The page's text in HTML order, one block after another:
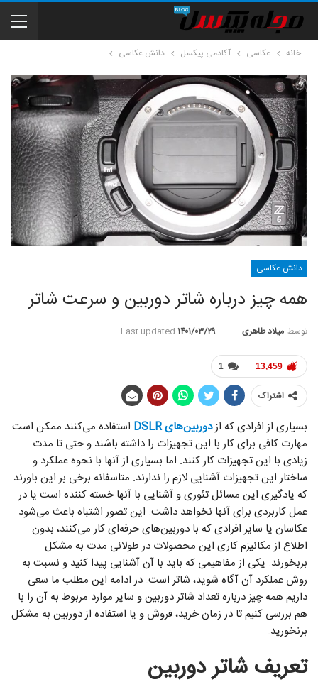
خانه عکاسی آکادمی پیکسل دانش عکاسی
دانش عکاسی
همه چیز درباره شاتر دوربین و سرعت شاتر
توسط میلاد طاهری Last updated ۱۴۰۱/۰۳/۲۹
1 13,459
اشتراک
بسیاری از افرادی که ازدوربین‌های DSLR
استفاده می‌کنند ممکن است
مهارت کافی برای کار با این تجهیزات را داشته باشند و حتی تا مدت
زیادی با این تجهیزات کار کنند. اما بسیاری از آنها با نحوه عملکرد و
ساختار این تجهیزات آشنایی لازم را ندارند. متاسفانه برخی بر این باورند
که یادگیری این مسائل تئوری و آشنایی با آنها خسته کننده است یا در
عمل کاربردی برای آنها نخواهد داشت. این تصور اشتباه باعث می‌شود
عکاسان یا سایر افرادی که با دوربین‌های حرفه‌ای کار می‌کنند، بدون
اطلاع از مکانیزم کاری این محصولات در طولانی مدت به مشکل
بربخورند. یکی از مفاهیمی که باید با آن آشنایی پیدا کنید و نسبت به
روش عملکرد آن آگاه شوید، شاتر است. در ادامه این مطلب ما سعی
داریم همه چیز درباره تعداد شاتر دوربین و سایر موارد مربوط به آن را با
هم بررسی کنیم تا در زمان خرید، فروش و یا استفاده از دوربین به مشکل
برنخورید.
تعریف شاتر دوربین